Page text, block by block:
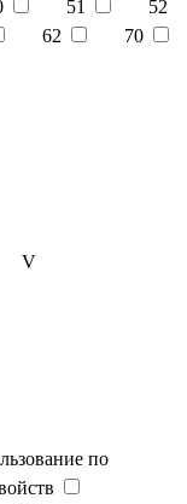
51
52
62
70
V
по